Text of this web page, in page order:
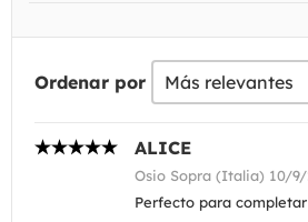
Ordenar por
ALICE
Osio Sopra (Italia) 10/9/
Perfecto para